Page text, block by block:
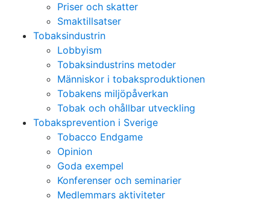
Priser och skatter
Smaktillsatser
Tobaksindustrin
Lobbyism
Tobaksindustrins metoder
Människor i tobaksproduktionen
Tobakens miljöpåverkan
Tobak och ohållbar utveckling
Tobaksprevention i Sverige
Tobacco Endgame
Opinion
Goda exempel
Konferenser och seminarier
Medlemmars aktiviteter